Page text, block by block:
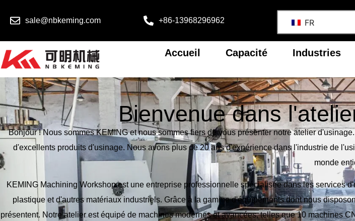
sale@nbkeming.com +86-13968296962 FR
Accueil Capacité Industries
Bienvenue dans
Bonjour ! Nous sommes KEMING et nous sommes fiers de vous présenter notre atelier
d'excellents produits d'usinage. Nous avons plus de 20 ans d'expérience dans l'industrie de
monde
KEMING Machining Workshop est une entreprise professionnelle spécialisée dans les services
plastique et d'autres matériaux industriels. Grâce à la gamme d'équipements dont nous
présentent. Notre atelier est équipé de machines modernes et avancées, telles que 10 machines